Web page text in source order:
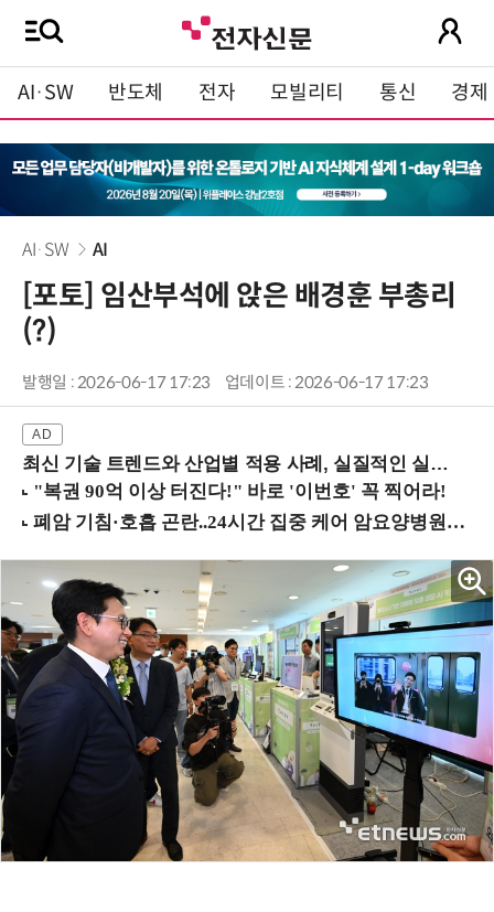
AI·SW 반도체 전자 모빌리티 통신 경제
AI·SW AI
[포토] 임산부석에 앉은 배경훈 부총리
(?)
발행일 : 2026-06-17 17:23 업데이트 : 2026-06-17 17:23
최신 기술 트렌드와 산업별 적용 사례, 실질적인 실행 전략을 공유 (9/18 양재역)